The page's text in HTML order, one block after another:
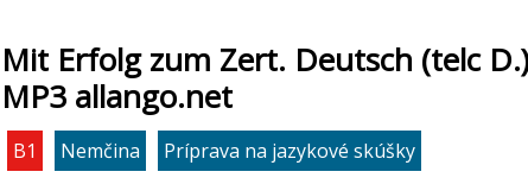
Mit Erfolg zum Zert. Deutsch (telc
MP3 allango.net
B1 Nemčina
Príprava na jazykové skúšky